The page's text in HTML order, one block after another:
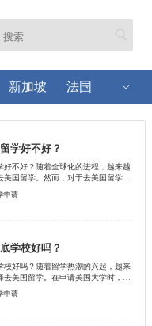
新加坡 法国
学好不好？
好不好？随着全球化的进程，越来越
美国留学。然而，对于去美国留学的
在着不同的观点。启德小编为大家详
申请
学校好吗？
校好吗？随着留学热潮的兴起，越来
去美国留学。在申请美国大学时，不
请一些保底学校作为备选。那么，美
好吗？启德小编将对此进行探讨，以
申请